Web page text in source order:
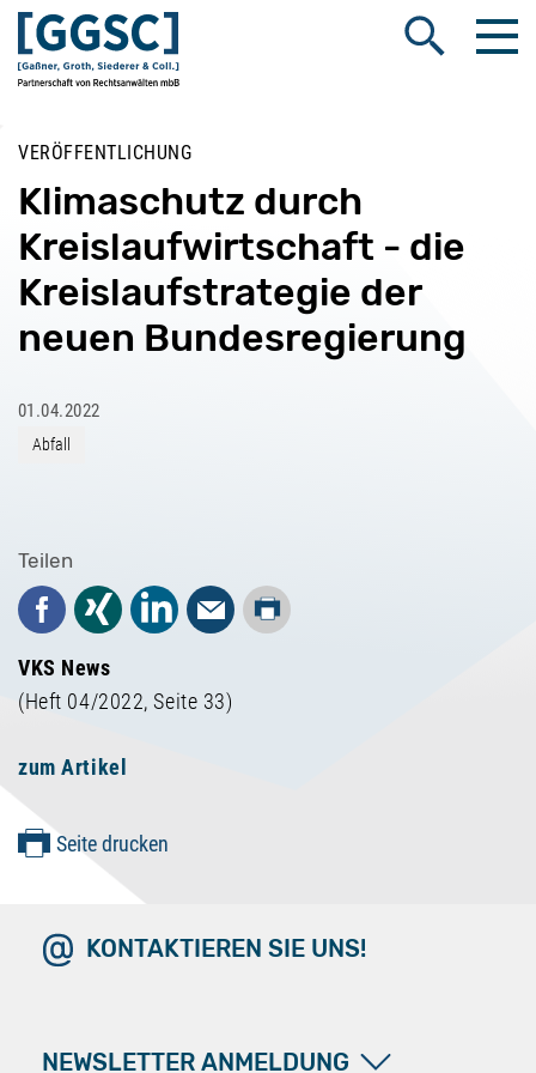
Suche öffnen
VERÖFFENTLICHUNG
Klimaschutz durch
Kreislaufwirtschaft - die
Kreislaufstrategie der
neuen Bundesregierung
01.04.2022
Abfall
Teilen
Facebook
Xing LinkedInMail
Drucken
VKS News
(Heft 04/2022, Seite 33)
zum Artikel
Seite drucken
KONTAKTIEREN SIE UNS!
NEWSLETTER ANMELDUNG